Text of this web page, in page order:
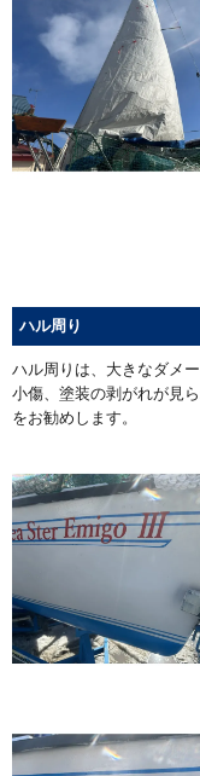
ハル周り
ハル周りは、大きなダメ
小傷、塗装の剥がれが見
をお勧めします。